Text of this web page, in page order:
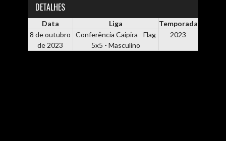
DETALHES
Data Liga
Temporada
8 de outubro
de 2023
Conferência Caipira - Flag
5x5 - Masculino
2023